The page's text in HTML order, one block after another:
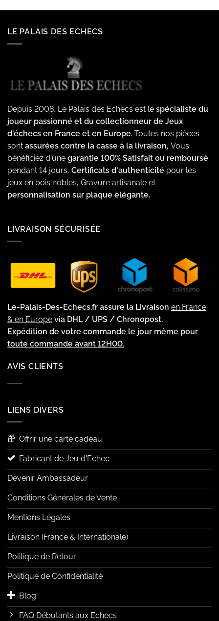
LE PALAIS DES ECHECS
Depuis 2008, Le Palais des Echecs est le spécialiste du
joueur passionné et du collectionneur de Jeux
d'échecs en France et en Europe. Toutes nos pièces
sont assurées contre la casse à la livraison, Vous
bénéficiez d'une garantie 100% Satisfait ou remboursé
pendant 14 jours, Certificats d'authenticité pour les
jeux en bois nobles, Gravure artisanale et
personnalisation sur plaque élégante.
LIVRAISON SÉCURISÉE
Le-Palais-Des-Echecs.fr assure la Livraison en France
& en Europe via DHL / UPS / Chronopost.
Expédition de votre commande le jour même pour
toute commande avant 12H00.
AVIS CLIENTS
LIENS DIVERS
Offrir une carte cadeau
Fabricant de Jeu d'Echec
Devenir Ambassadeur
Conditions Générales de Vente
Mentions Légales
Livraison (France & Internationale)
Politique de Retour
Politique de Confidentialité
Blog
FAQ Débutants aux Echecs